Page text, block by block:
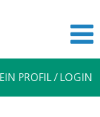
PROFIL / LOGIN